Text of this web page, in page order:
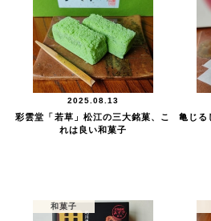
2025.08.13
彩雲堂「若草」松江の三大銘菓、こ
れは良い和菓子
亀じる
和菓子